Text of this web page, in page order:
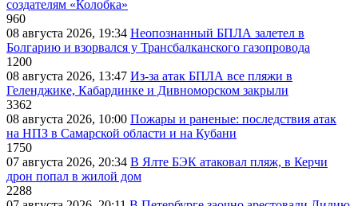
создателям «Колобка»
960
08 августа 2026, 19:34 Неопознанный БПЛА залетел в
Болгарию и взорвался у Трансбалканского газопровода
1200
08 августа 2026, 13:47 Из-за атак БПЛА все пляжи в
Геленджике, Кабардинке и Дивноморском закрыли
3362
08 августа 2026, 10:00 Пожары и раненые: последствия атак
на НПЗ в Самарской области и на Кубани
1750
07 августа 2026, 20:34 В Ялте БЭК атаковал пляж, в Керчи
дрон попал в жилой дом
2288